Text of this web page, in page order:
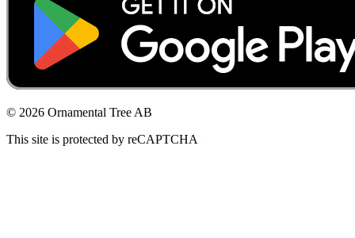
© 2026 Ornamental Tree AB
This site is protected by reCAPTCHA